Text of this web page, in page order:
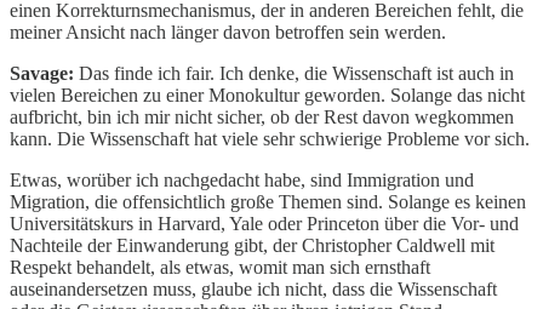
einen Korrekturnsmechanismus, der in anderen Bereichen fehlt, die
meiner Ansicht nach länger davon betroffen sein werden.
Savage: Das finde ich fair. Ich denke, die Wissenschaft ist auch in
vielen Bereichen zu einer Monokultur geworden. Solange das nicht
aufbricht, bin ich mir nicht sicher, ob der Rest davon wegkommen
kann. Die Wissenschaft hat viele sehr schwierige Probleme vor sich.
Etwas, worüber ich nachgedacht habe, sind Immigration und
Migration, die offensichtlich große Themen sind. Solange es keinen
Universitätskurs in Harvard, Yale oder Princeton über die Vor- und
Nachteile der Einwanderung gibt, der Christopher Caldwell mit
Respekt behandelt, als etwas, womit man sich ernsthaft
auseinandersetzen muss, glaube ich nicht, dass die Wissenschaft